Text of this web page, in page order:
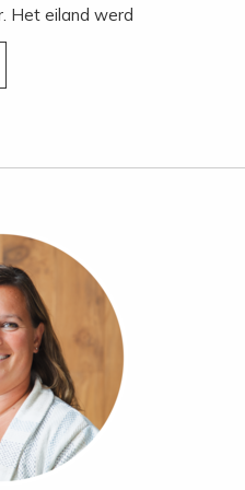
Het eiland werd
Martin en het
waar bij “Baie Longue”
behoort dit
Persoonlijke service en
voor ontbijt,
zalige lunch of
voor een
Cave“ voor privé
Longue” bar,
4 Cabana's, beachbar,
beautysalon met